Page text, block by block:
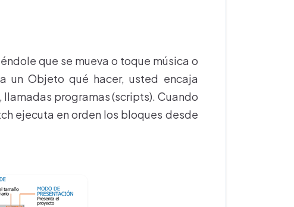
que se mueva o toque música o
un Objeto qué hacer, usted encaja
programas (scripts). Cuando
ejecuta en orden los bloques desde